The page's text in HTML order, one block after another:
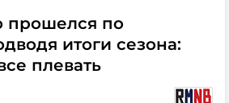
прошелся по
итоги сезона:
плевать